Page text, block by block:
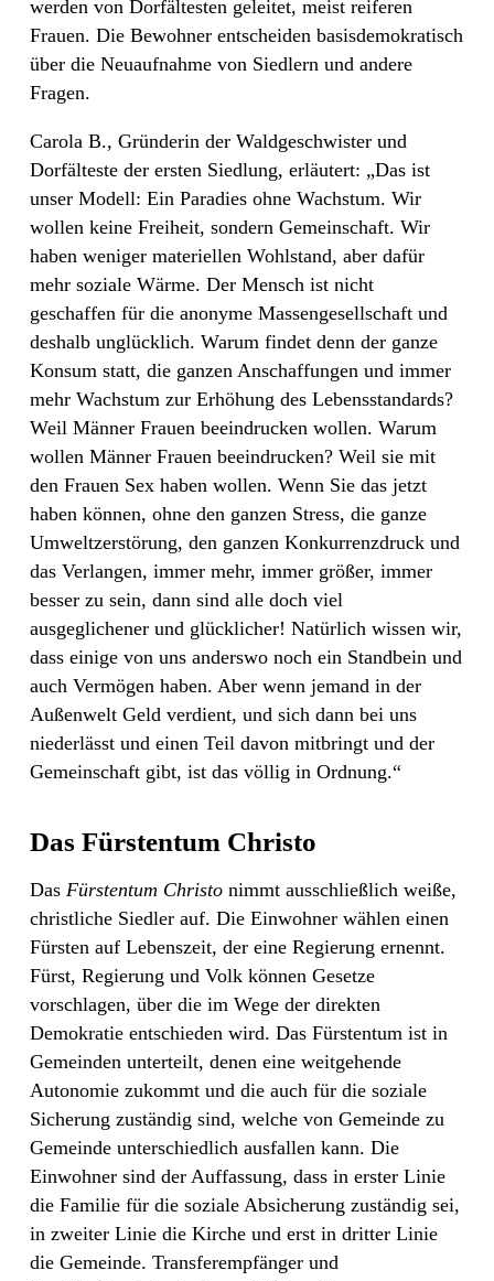
werden von Dorfältesten geleitet, meist reiferen
Frauen. Die Bewohner entscheiden basisdemokratisch
über die Neuaufnahme von Siedlern und andere
Fragen.
Carola B., Gründerin der Waldgeschwister und
Dorfälteste der ersten Siedlung, erläutert: „Das ist
unser Modell: Ein Paradies ohne Wachstum. Wir
wollen keine Freiheit, sondern Gemeinschaft. Wir
haben weniger materiellen Wohlstand, aber dafür
mehr soziale Wärme. Der Mensch ist nicht
geschaffen für die anonyme Massengesellschaft und
deshalb unglücklich. Warum findet denn der ganze
Konsum statt, die ganzen Anschaffungen und immer
mehr Wachstum zur Erhöhung des Lebensstandards?
Weil Männer Frauen beeindrucken wollen. Warum
wollen Männer Frauen beeindrucken? Weil sie mit
den Frauen Sex haben wollen. Wenn Sie das jetzt
haben können, ohne den ganzen Stress, die ganze
Umweltzerstörung, den ganzen Konkurrenzdruck und
das Verlangen, immer mehr, immer größer, immer
besser zu sein, dann sind alle doch viel
ausgeglichener und glücklicher! Natürlich wissen wir,
dass einige von uns anderswo noch ein Standbein und
auch Vermögen haben. Aber wenn jemand in der
Außenwelt Geld verdient, und sich dann bei uns
niederlässt und einen Teil davon mitbringt und der
Gemeinschaft gibt, ist das völlig in Ordnung.“
Das Fürstentum Christo
Das Fürstentum Christo nimmt ausschließlich weiße,
christliche Siedler auf. Die Einwohner wählen einen
Fürsten auf Lebenszeit, der eine Regierung ernennt.
Fürst, Regierung und Volk können Gesetze
vorschlagen, über die im Wege der direkten
Demokratie entschieden wird. Das Fürstentum ist in
Gemeinden unterteilt, denen eine weitgehende
Autonomie zukommt und die auch für die soziale
Sicherung zuständig sind, welche von Gemeinde zu
Gemeinde unterschiedlich ausfallen kann. Die
Einwohner sind der Auffassung, dass in erster Linie
die Familie für die soziale Absicherung zuständig sei,
in zweiter Linie die Kirche und erst in dritter Linie
die Gemeinde. Transferempfänger und